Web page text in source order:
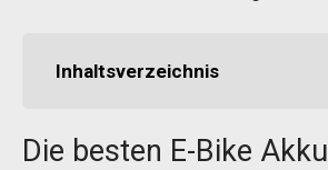
Inhaltsverzeichnis
Die besten E-Bike Akku